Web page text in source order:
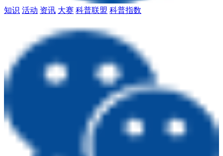
知识 活动 资讯 大赛 科普联盟 科普指数